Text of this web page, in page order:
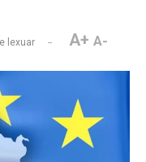
e lexuar A+ A-